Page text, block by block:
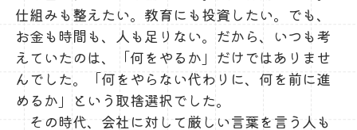
仕組みも整えたい。教育にも投資したい。でも、
お金も時間も、人も足りない。だから、いつも考
えていたのは、「何をやるか」だけではありませ
んでした。「何をやらない代わりに、何を前に進
めるか」という取捨選択でした。
その時代、会社に対して厳しい言葉を言う人も